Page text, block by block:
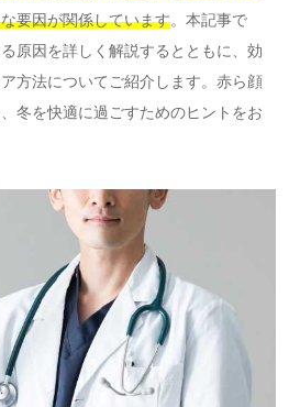
要因が関係しています。本記事で
原因を詳しく解説するとともに、効
方法についてご紹介します。赤ら顔
冬を快適に過ごすためのヒントをお